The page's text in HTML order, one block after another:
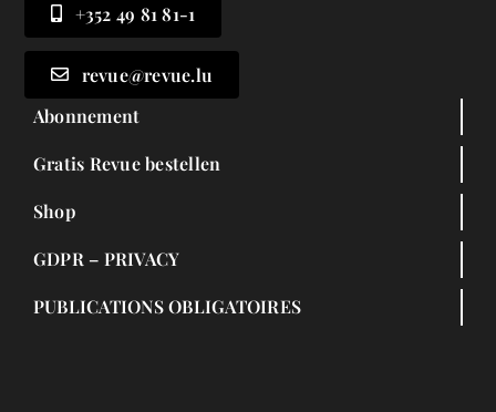
+352 49 81 81-1
revue@revue.lu
Abonnement
Gratis Revue bestellen
Shop
GDPR – PRIVACY
PUBLICATIONS OBLIGATOIRES